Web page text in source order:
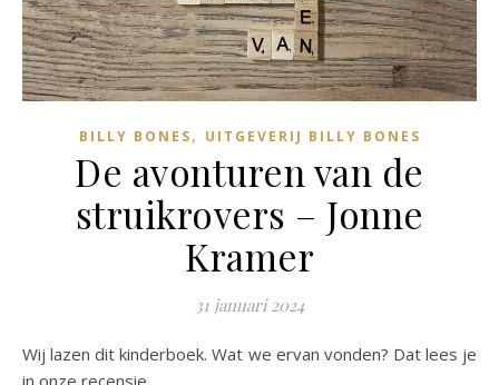
BILLY BONES, UITGEVERIJ BILLY BONES
De avonturen van de
struikrovers – Jonne
Kramer
31 januari 2024
Wij lazen dit kinderboek. Wat we ervan vonden? Dat lees je
in onze recensie.